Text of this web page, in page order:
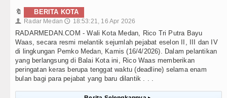
🔖 BERITA KOTA
👤 Radar Medan 🕔 18:53:21, 16 Apr 2026
RADARMEDAN.COM - Wali Kota Medan, Rico Tri Putra Bayu
Waas, secara resmi melantik sejumlah pejabat eselon II, III dan IV
di lingkungan Pemko Medan, Kamis (16/4/2026). Dalam pelantikan
yang berlangsung di Balai Kota ini, Rico Waas memberikan
peringatan keras berupa tenggat waktu (deadline) selama enam
bulan bagi para pejabat yang baru dilantik . . .